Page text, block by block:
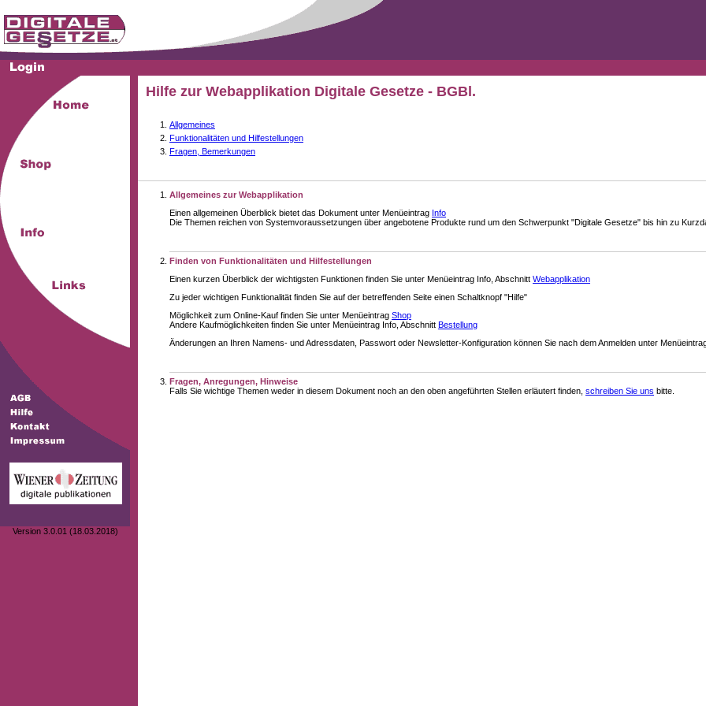
Version 3.0.01 (18.03.2018)
Hilfe zur Webapplikation Digitale Gesetze - BGBl.
Allgemeines
Funktionalitäten und Hilfestellungen
Fragen, Bemerkungen
Allgemeines zur Webapplikation
Einen allgemeinen Überblick bietet das Dokument unter Menüeintrag Info
Die Themen reichen von Systemvoraussetzungen über angebotene Produkte rund um den Schwerpunkt "Digitale Gesetze" bis hin zu
Finden von Funktionalitäten und Hilfestellungen
Einen kurzen Überblick der wichtigsten Funktionen finden Sie unter Menüeintrag Info, Abschnitt Webapplikation
Zu jeder wichtigen Funktionalität finden Sie auf der betreffenden Seite einen Schaltknopf "Hilfe"
Möglichkeit zum Online-Kauf finden Sie unter Menüeintrag Shop
Andere Kaufmöglichkeiten finden Sie unter Menüeintrag Info, Abschnitt Bestellung
Änderungen an Ihren Namens- und Adressdaten, Passwort oder Newsletter-Konfiguration können Sie nach dem Anmelden unter
Fragen, Anregungen, Hinweise
Falls Sie wichtige Themen weder in diesem Dokument noch an den oben angeführten Stellen erläutert finden, schreiben Sie uns bitte.